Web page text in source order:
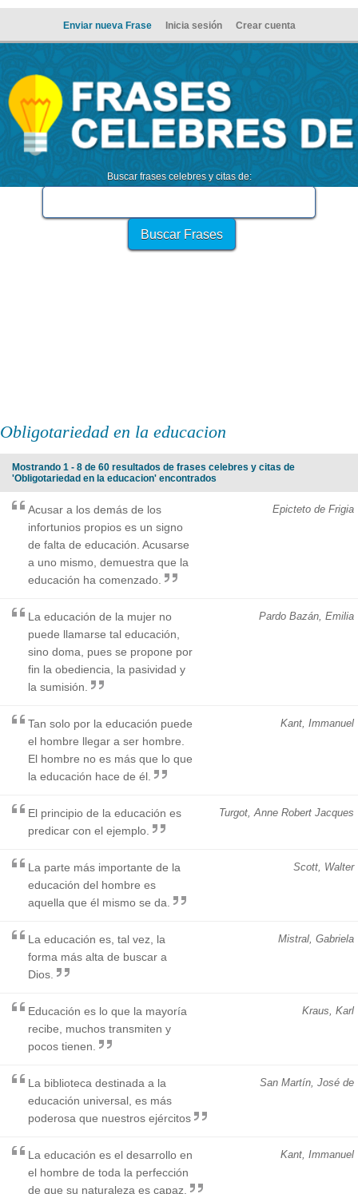
Enviar nueva Frase Inicia sesión Crear cuenta
Buscar frases celebres y citas de:
Obligotariedad en la educacion
Mostrando 1 - 8 de 60 resultados de frases celebres y citas de
'Obligotariedad en la educacion' encontrados
Epicteto de Frigia
Acusar a los demás de los
infortunios propios es un signo
de falta de educación. Acusarse
a uno mismo, demuestra que la
educación ha comenzado.
Pardo Bazán, Emilia
La educación de la mujer no
puede llamarse tal educación,
sino doma, pues se propone por
fin la obediencia, la pasividad y
la sumisión.
Kant, Immanuel
Tan solo por la educación puede
el hombre llegar a ser hombre.
El hombre no es más que lo que
la educación hace de él.
Turgot, Anne Robert Jacques
El principio de la educación es
predicar con el ejemplo.
Scott, Walter
La parte más importante de la
educación del hombre es
aquella que él mismo se da.
Mistral, Gabriela
La educación es, tal vez, la
forma más alta de buscar a
Dios.
Kraus, Karl
Educación es lo que la mayoría
recibe, muchos transmiten y
pocos tienen.
San Martín, José de
La biblioteca destinada a la
educación universal, es más
poderosa que nuestros ejércitos
Kant, Immanuel
La educación es el desarrollo en
el hombre de toda la perfección
de que su naturaleza es capaz.